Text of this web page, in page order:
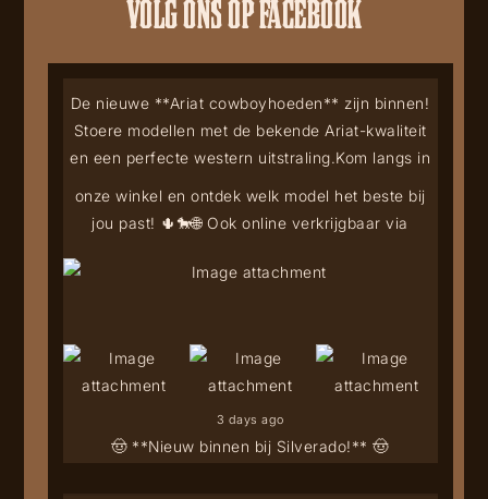
VOLG ONS OP FACEBOOK
🤠 **Nieuw binnen bij Silverado!** 🤠
De nieuwe **Ariat cowboyhoeden** zijn binnen!
Stoere modellen met de bekende Ariat-kwaliteit
en een perfecte western uitstraling.Kom langs in
onze winkel en ontdek welk model het beste bij
jou past! 🌵🐎🌐 Ook online verkrijgbaar via
3 days ago